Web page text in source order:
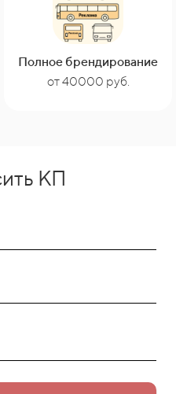
Полное брендирование
от 40000 руб.
КП